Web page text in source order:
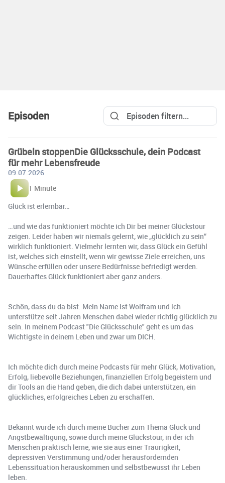
Episoden
Grübeln stoppenDie Glücksschule, dein Podcast
für mehr Lebensfreude
09.07.2026
1 Minute
Glück ist erlernbar…
…und wie das funktioniert möchte ich Dir bei meiner Glückstour
zeigen. Leider haben wir niemals gelernt, wie „glücklich zu sein“
wirklich funktioniert. Vielmehr lernten wir, dass Glück ein Gefühl
ist, welches sich einstellt, wenn wir gewisse Ziele erreichen, uns
Wünsche erfüllen oder unsere Bedürfnisse befriedigt werden.
Dauerhaftes Glück funktioniert aber ganz anders.
Schön, dass du da bist. Mein Name ist Wolfram und ich
unterstütze seit Jahren Menschen dabei wieder richtig glücklich zu
sein. In meinem Podcast "Die Glücksschule" geht es um das
Wichtigste in deinem Leben und zwar um DICH.
Ich möchte dich durch meine Podcasts für mehr Glück, Motivation,
Erfolg, liebevolle Beziehungen, finanziellen Erfolg begeistern und
dir Tools an die Hand geben, die dich dabei unterstützen, ein
glückliches, erfolgreiches Leben zu erschaffen.
Bekannt wurde ich durch meine Bücher zum Thema Glück und
Angstbewältigung, sowie durch meine Glückstour, in der ich
Menschen praktisch lerne, wie sie aus einer Traurigkeit,
depressiven Verstimmung und/oder herausfordernden
Lebenssituation herauskommen und selbstbewusst ihr Leben
leben.